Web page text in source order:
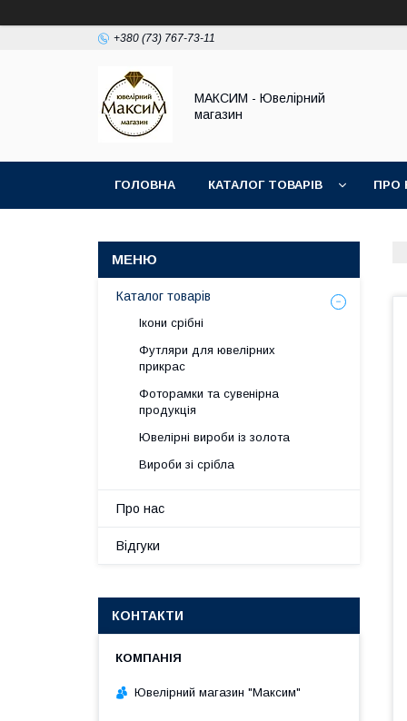
+380 (73) 767-73-11
МАКСИМ - Ювелірний
магазин
ГОЛОВНА КАТАЛОГ ТОВАРІВ ПРО
Каталог товарів
Ікони срібні
Футляри для ювелірних
прикрас
Фоторамки та сувенірна
продукція
Ювелірні вироби із золота
Вироби зі срібла
Про нас
Відгуки
КОНТАКТИ
Ювелірний магазин "Максим"